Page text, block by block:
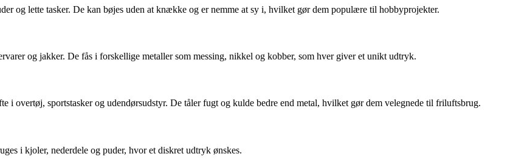
og lette tasker. De kan bøjes uden at knække og er nemme at sy i, hvilket gør dem populære til hobbyprojekter.
og jakker. De fås i forskellige metaller som messing, nikkel og kobber, som hver giver et unikt udtryk.
i overtøj, sportstasker og udendørsudstyr. De tåler fugt og kulde bedre end metal, hvilket gør dem velegnede til friluftsbrug.
i kjoler, nederdele og puder, hvor et diskret udtryk ønskes.